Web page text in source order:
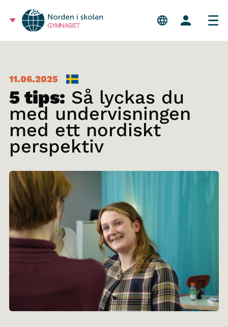
GYMNASIET
11.06.2025
5 tips: Så lyckas du
med undervisningen
med ett nordiskt
perspektiv